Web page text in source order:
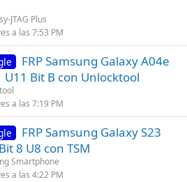
JTAG Plus
a las 7:53 PM
FRP Samsung Galaxy A04e
U11 Bit B con Unlocktool
a las 7:19 PM
FRP Samsung Galaxy S23
8 U8 con TSM
Smartphone
a las 4:22 PM